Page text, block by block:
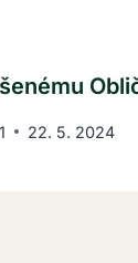
22. 5. 2024